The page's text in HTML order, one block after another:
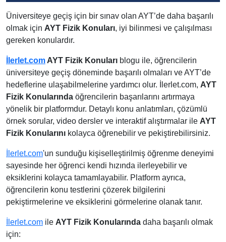
Üniversiteye geçiş için bir sınav olan AYT’de daha başarılı
olmak için AYT Fizik Konuları, iyi bilinmesi ve çalışılması
gereken konulardır.
İlerlet.com AYT Fizik Konuları blogu ile, öğrencilerin
üniversiteye geçiş döneminde başarılı olmaları ve AYT’de
hedeflerine ulaşabilmelerine yardımcı olur. İlerlet.com, AYT
Fizik Konularında öğrencilerin başarılarını artırmaya
yönelik bir platformdur. Detaylı konu anlatımları, çözümlü
örnek sorular, video dersler ve interaktif alıştırmalar ile AYT
Fizik Konularını kolayca öğrenebilir ve pekiştirebilirsiniz.
İlerlet.com'un sunduğu kişiselleştirilmiş öğrenme deneyimi
sayesinde her öğrenci kendi hızında ilerleyebilir ve
eksiklerini kolayca tamamlayabilir. Platform ayrıca,
öğrencilerin konu testlerini çözerek bilgilerini
pekiştirmelerine ve eksiklerini görmelerine olanak tanır.
İlerlet.com ile AYT Fizik Konularında daha başarılı olmak
için: